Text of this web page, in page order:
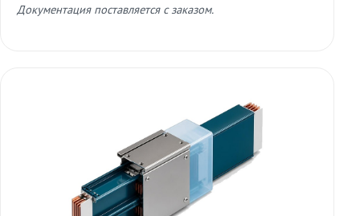
Документация поставляется с заказом.